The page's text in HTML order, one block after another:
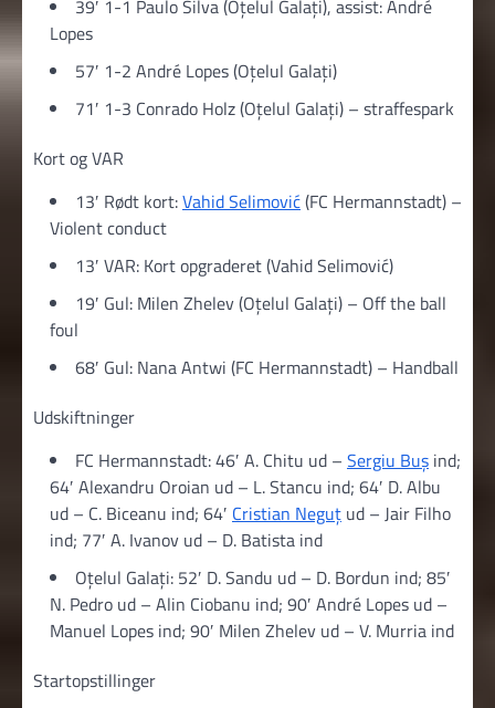
39′ 1-1 Paulo Silva (Oțelul Galați), assist: André
Lopes
57′ 1-2 André Lopes (Oțelul Galați)
71′ 1-3 Conrado Holz (Oțelul Galați) – straffespark
Kort og VAR
13′ Rødt kort:Vahid Selimović(FC Hermannstadt) –
Violent conduct
13′ VAR: Kort opgraderet (Vahid Selimović)
19′ Gul: Milen Zhelev (Oțelul Galați) – Off the ball
foul
68′ Gul: Nana Antwi (FC Hermannstadt) – Handball
Udskiftninger
FC Hermannstadt: 46′ A. Chitu ud – Sergiu Buș ind;
64′ Alexandru Oroian ud – L. Stancu ind; 64′ D. Albu
ud – C. Biceanu ind; 64′ Cristian Neguț ud – Jair Filho
ind; 77′ A. Ivanov ud – D. Batista ind
Oțelul Galați: 52′ D. Sandu ud – D. Bordun ind; 85′
N. Pedro ud – Alin Ciobanu ind; 90′ André Lopes ud –
Manuel Lopes ind; 90′ Milen Zhelev ud – V. Murria ind
Startopstillinger